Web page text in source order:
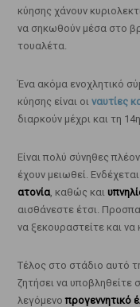
κύησης χάνουν
να σηκωθούν μέσα στο
τουαλέτα.
Ένα ακόμα ενοχλητικό
κύησης είναι οι ναυτίες
διαρκούν μέχρι και τη
Είναι πολύ σύνηθες
έχουν μειωθεί.
ατονία, καθώς και
αισθάνεστε έτσι.
να ξεκουραστείτε και να
Τέλος στο στάδιο αυτό
ζητήσει να υποβληθείτε
λεγόμενοπρογεννητικό